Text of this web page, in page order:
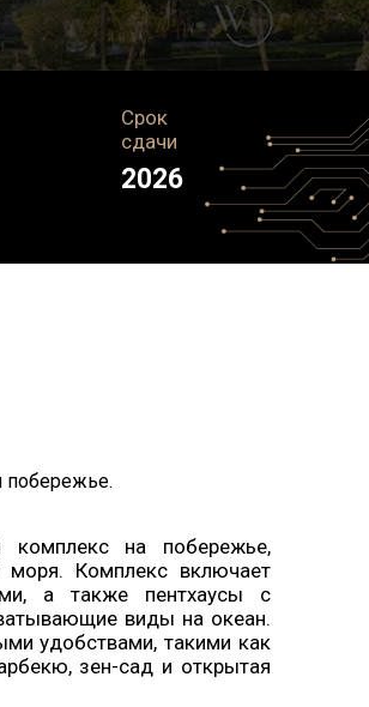
Срок
сдачи
2026
на побережье,
Комплекс включает
а также пентхаусы с
виды на океан.
удобствами, такими как
зен-сад и открытая